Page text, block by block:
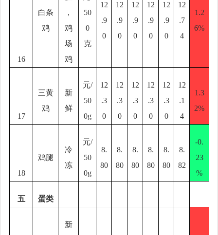
16
白条
鸡
，
鸡
场
鸡
50
0
克
12
.9
0
12
.9
0
12
.9
0
12
.9
0
12
.9
0
12
.7
4
1.2
6%
17
三黄
鸡
新
鲜
元/
50
0g
12
.3
0
12
.3
0
12
.3
0
12
.3
0
12
.3
0
12
.1
4
1.3
2%
18
鸡腿
冷
冻
元/
50
0g
8.
80
8.
80
8.
80
8.
80
8.
80
8.
82
-0.
23
%
五 蛋类
新